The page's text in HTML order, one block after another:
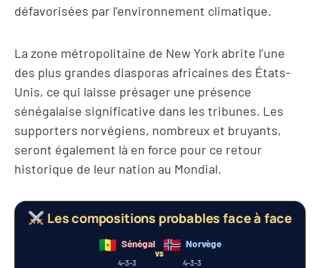
défavorisées par l’environnement climatique.
La zone métropolitaine de New York abrite l’une
des plus grandes diasporas africaines des États-
Unis, ce qui laisse présager une présence
sénégalaise significative dans les tribunes. Les
supporters norvégiens, nombreux et bruyants,
seront également là en force pour ce retour
historique de leur nation au Mondial.
Les compositions probables face à face
Sénégal
4-3-3
vs
Norvège
4-3-3